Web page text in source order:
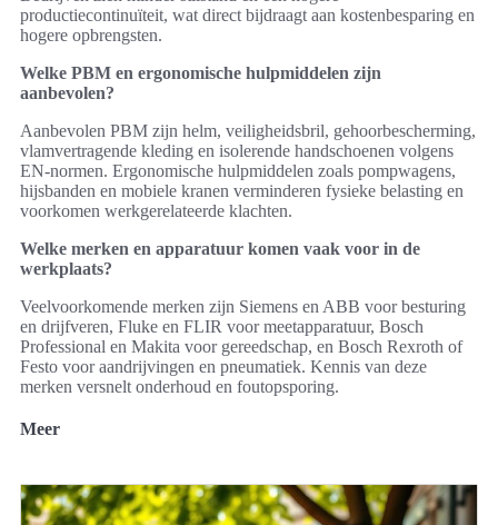
productiecontinuïteit, wat direct bijdraagt aan kostenbesparing en
hogere opbrengsten.
Welke PBM en ergonomische hulpmiddelen zijn
aanbevolen?
Aanbevolen PBM zijn helm, veiligheidsbril, gehoorbescherming,
vlamvertragende kleding en isolerende handschoenen volgens
EN‑normen. Ergonomische hulpmiddelen zoals pompwagens,
hijsbanden en mobiele kranen verminderen fysieke belasting en
voorkomen werkgerelateerde klachten.
Welke merken en apparatuur komen vaak voor in de
werkplaats?
Veelvoorkomende merken zijn Siemens en ABB voor besturing
en drijfveren, Fluke en FLIR voor meetapparatuur, Bosch
Professional en Makita voor gereedschap, en Bosch Rexroth of
Festo voor aandrijvingen en pneumatiek. Kennis van deze
merken versnelt onderhoud en foutopsporing.
Meer